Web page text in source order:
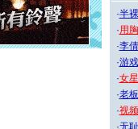
三生三世和你不再分
你在我身后无助地哭
转身抱住你：这猪不
·半
·用
·李
·游
·女
·老
·视
·无